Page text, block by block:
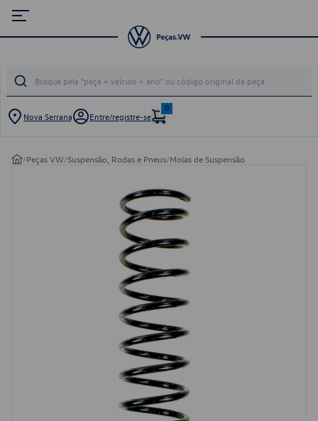
Nova Serrana Entre/registre-se
0
/Peças VW/Suspensão, Rodas e Pneus/Molas de Suspensão